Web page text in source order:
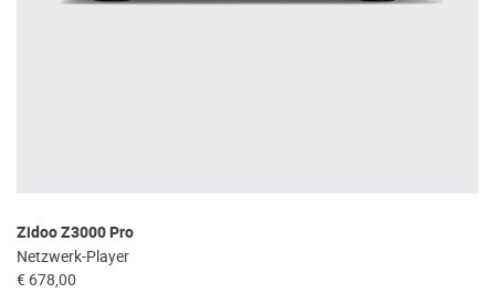
Zidoo Z3000 Pro
Netzwerk-Player
€ 678,00